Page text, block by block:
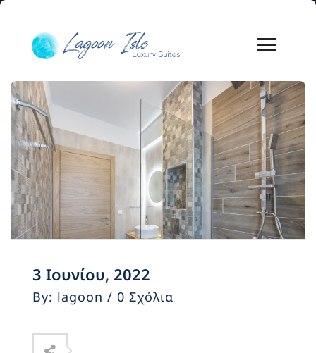
3 Ιουνίου, 2022
By: lagoon / 0 Σχόλια